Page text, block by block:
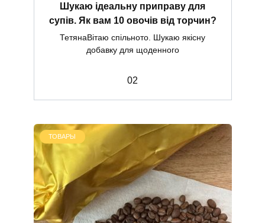
Шукаю ідеальну приправу для
супів. Як вам 10 овочів від торчин?
ТетянаВітаю спільното. Шукаю якісну
добавку для щоденного
02
ТОВАРЫ